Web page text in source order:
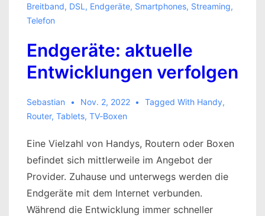
Erlebnis
Breitband, DSL , Endgeräte, Smartphones, Streaming,
Telefon
Endgeräte: aktuelle
Entwicklungen verfolgen
Sebastian Nov. 2, 2022 Tagged With Handy,
Router, Tablets, TV-Boxen
Eine Vielzahl von Handys, Routern oder Boxen
befindet sich mittlerweile im Angebot der
Provider. Zuhause und unterwegs werden die
Endgeräte mit dem Internet verbunden.
Während die Entwicklung immer schneller